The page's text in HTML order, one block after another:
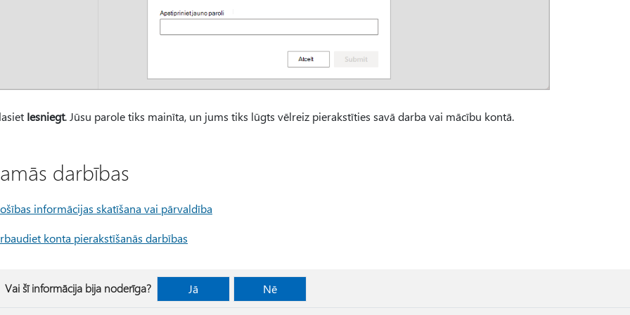
Iesniegt. Jūsu parole tiks mainīta, un jums tiks lūgts vēlreiz pierakstīties savā darba vai mācību kontā.
darbības
informācijas skatīšana vai pārvaldība
konta pierakstīšanās darbības
Vai šī informācija bija noderīga? Jā Nē